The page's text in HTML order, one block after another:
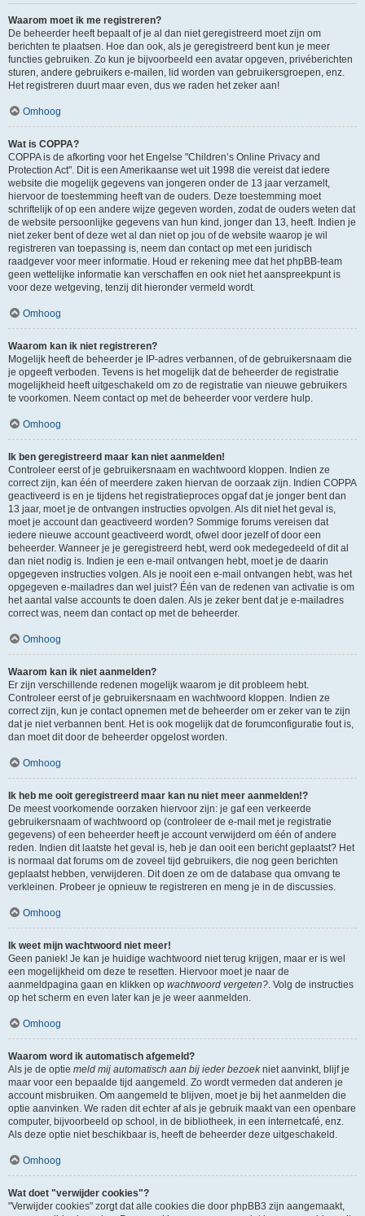
Waarom moet ik me registreren?
De beheerder heeft bepaalt of je al dan niet geregistreerd moet zijn om
berichten te plaatsen. Hoe dan ook, als je geregistreerd bent kun je meer
functies gebruiken. Zo kun je bijvoorbeeld een avatar opgeven, privéberichten
sturen, andere gebruikers e-mailen, lid worden van gebruikersgroepen, enz.
Het registreren duurt maar even, dus we raden het zeker aan!
Omhoog
Wat is COPPA?
COPPA is de afkorting voor het Engelse "Children’s Online Privacy and
Protection Act". Dit is een Amerikaanse wet uit 1998 die vereist dat iedere
website die mogelijk gegevens van jongeren onder de 13 jaar verzamelt,
hiervoor de toestemming heeft van de ouders. Deze toestemming moet
schriftelijk of op een andere wijze gegeven worden, zodat de ouders weten dat
de website persoonlijke gegevens van hun kind, jonger dan 13, heeft. Indien je
niet zeker bent of deze wet al dan niet op jou of de website waarop je wil
registreren van toepassing is, neem dan contact op met een juridisch
raadgever voor meer informatie. Houd er rekening mee dat het phpBB-team
geen wettelijke informatie kan verschaffen en ook niet het aanspreekpunt is
voor deze wetgeving, tenzij dit hieronder vermeld wordt.
Omhoog
Waarom kan ik niet registreren?
Mogelijk heeft de beheerder je IP-adres verbannen, of de gebruikersnaam die
je opgeeft verboden. Tevens is het mogelijk dat de beheerder de registratie
mogelijkheid heeft uitgeschakeld om zo de registratie van nieuwe gebruikers
te voorkomen. Neem contact op met de beheerder voor verdere hulp.
Omhoog
Ik ben geregistreerd maar kan niet aanmelden!
Controleer eerst of je gebruikersnaam en wachtwoord kloppen. Indien ze
correct zijn, kan één of meerdere zaken hiervan de oorzaak zijn. Indien COPPA
geactiveerd is en je tijdens het registratieproces opgaf dat je jonger bent dan
13 jaar, moet je de ontvangen instructies opvolgen. Als dit niet het geval is,
moet je account dan geactiveerd worden? Sommige forums vereisen dat
iedere nieuwe account geactiveerd wordt, ofwel door jezelf of door een
beheerder. Wanneer je je geregistreerd hebt, werd ook medegedeeld of dit al
dan niet nodig is. Indien je een e-mail ontvangen hebt, moet je de daarin
opgegeven instructies volgen. Als je nooit een e-mail ontvangen hebt, was het
opgegeven e-mailadres dan wel juist? Één van de redenen van activatie is om
het aantal valse accounts te doen dalen. Als je zeker bent dat je e-mailadres
correct was, neem dan contact op met de beheerder.
Omhoog
Waarom kan ik niet aanmelden?
Er zijn verschillende redenen mogelijk waarom je dit probleem hebt.
Controleer eerst of je gebruikersnaam en wachtwoord kloppen. Indien ze
correct zijn, kun je contact opnemen met de beheerder om er zeker van te zijn
dat je niet verbannen bent. Het is ook mogelijk dat de forumconfiguratie fout is,
dan moet dit door de beheerder opgelost worden.
Omhoog
Ik heb me ooit geregistreerd maar kan nu niet meer aanmelden!?
De meest voorkomende oorzaken hiervoor zijn: je gaf een verkeerde
gebruikersnaam of wachtwoord op (controleer de e-mail met je registratie
gegevens) of een beheerder heeft je account verwijderd om één of andere
reden. Indien dit laatste het geval is, heb je dan ooit een bericht geplaatst? Het
is normaal dat forums om de zoveel tijd gebruikers, die nog geen berichten
geplaatst hebben, verwijderen. Dit doen ze om de database qua omvang te
verkleinen. Probeer je opnieuw te registreren en meng je in de discussies.
Omhoog
Ik weet mijn wachtwoord niet meer!
Geen paniek! Je kan je huidige wachtwoord niet terug krijgen, maar er is wel
een mogelijkheid om deze te resetten. Hiervoor moet je naar de
aanmeldpagina gaan en klikken op wachtwoord vergeten?. Volg de instructies
op het scherm en even later kan je je weer aanmelden.
Omhoog
Waarom word ik automatisch afgemeld?
Als je de optie meld mij automatisch aan bij ieder bezoekniet aanvinkt, blijf je
maar voor een bepaalde tijd aangemeld. Zo wordt vermeden dat anderen je
account misbruiken. Om aangemeld te blijven, moet je bij het aanmelden die
optie aanvinken. We raden dit echter af als je gebruik maakt van een openbare
computer, bijvoorbeeld op school, in de bibliotheek, in een internetcafé, enz.
Als deze optie niet beschikbaar is, heeft de beheerder deze uitgeschakeld.
Omhoog
Wat doet "verwijder cookies"?
"Verwijder cookies" zorgt dat alle cookies die door phpBB3 zijn aangemaakt,